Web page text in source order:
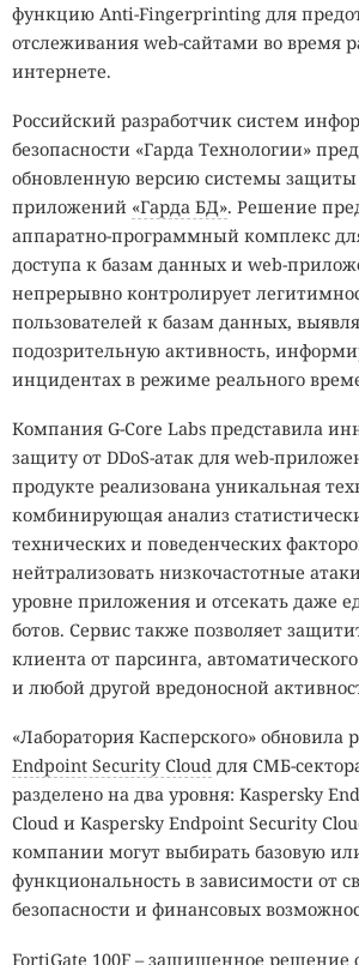
функцию Anti-Fingerprinting для
отслеживания web-сайтами во время
интернете.
Российский разработчик систем
безопасности «Гарда Технологии»
обновленную версию системы
приложений «Гарда БД». Решение
аппаратно-программный комплекс
доступа к базам данных и web-
непрерывно контролирует
пользователей к базам данных,
подозрительную активность,
инцидентах в режиме реального
Компания G-Core Labs представила
защиту от DDoS-атак для web-
продукте реализована уникальная
комбинирующая анализ
технических и поведенческих
нейтрализовать низкочастотные
уровне приложения и отсекать даже
ботов. Сервис также позволяет
клиента от парсинга,
и любой другой вредоносной
«Лаборатория Касперского» обновила
Endpoint Security Cloud для СМБ-
разделено на два уровня: Kaspersky
Cloud и Kaspersky Endpoint Security
компании могут выбирать базовую
функциональность в зависимости от
безопасности и финансовых
FortiGate 100F – защищенное решение